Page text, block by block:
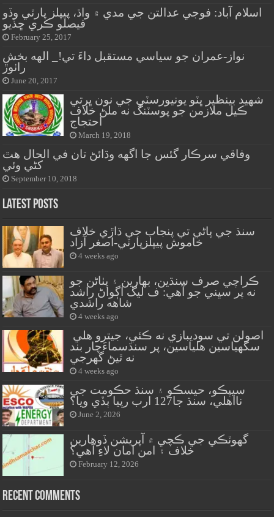
اسلام آباد: فوجي عدالتن جي مدي ۾ واڌ، پيپلز پارٽي وڏو
فيصلو ڪري ڇڏيو
February 25, 2017
نواز-عمران جو سياسي مستقبل داءَ تي!_ الهه بخش
راٺوڙ
June 20, 2017
شهيد بينظير ڀٽو يونيورسٽي جي نون ڀرتي
ڪيل ملازمن جو پوسٽنگ نه ملڻ خلاف
احتجاج
March 19, 2018
وفاقي سرڪار گئس جا اگهه وڌائڻ تان في الحال هٿ
کڻي وئي
September 10, 2018
Latest Posts
سنڌ جي پاڻي تي پنجاب جي ڌاڙي خلاف
خاموش پيپلزپارٽي-اصغر آزاد
4 weeks ago
ڪراچي صرف سنڌين، بهارين ۽ پٺاڻن جو
نه پر سڀني جو آهي: ف ليگ اڳواڻ راشد
شاهه راشدي
4 weeks ago
سگهياسين هلياسين، پر سنڌسماءَچار بند
نه ٿيڻ گهرجي
4 weeks ago
سيپڪو، حيسڪو ۽ سنڌ حڪومت جي
نااهلي، سنڌ جا127 ارب رپيا ٻڏي ويا؟
June 2, 2026
گهوٽڪي جي ڪچي ۾ آپريشن ڏوهارين
خلاف ۽ امن امان لاءِ آهي؟
February 12, 2026
Recent Comments